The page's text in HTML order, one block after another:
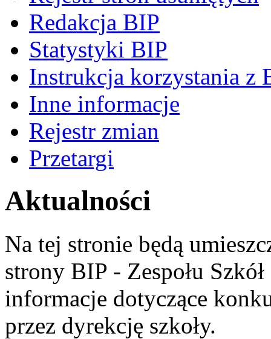
Redakcja BIP
Statystyki BIP
Instrukcja korzystania z
Inne informacje
Rejestr zmian
Przetargi
Aktualności
Na tej stronie będą
strony BIP - Zespołu
informacje dotyczące
przez dyrekcję szkoły.